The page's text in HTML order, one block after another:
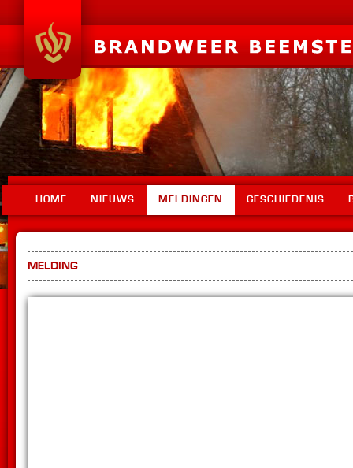
HOME NIEUWS MELDINGEN GESCHIEDENIS
MELDING